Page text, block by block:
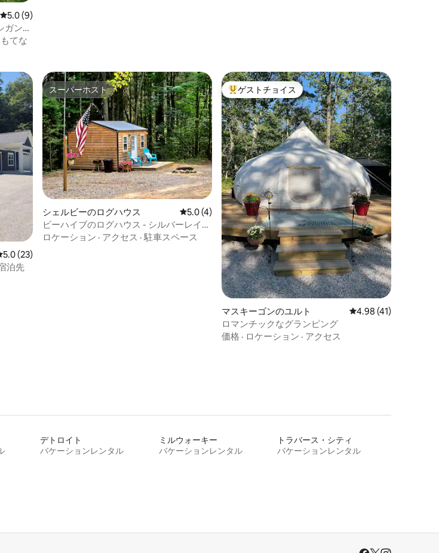
レビュー9件、5つ星中5.0つ星の平均評価
5.0 (9)
ガン州
てな
ビュー23件、5つ星中5.0つ星の平均評価
5.0 (23)
泊先
スーパーホスト
スーパーホスト
シェルビーのログハウス レビュー4件、5つ星中5.0つ星の平均評価
5.0 (4)
ビーハイブのログハウス - シルバーレイ
ク・サンド・デューンズの近く
ロケーション · アクセス ·駐車スペース
大好評のゲストチョイスです。
ゲストチョイス
マスキーゴンのユルト レビュー41件、5つ
4.98 (41)
ロマンチックなグランピング
価格 · ロケーション · アクセス
デトロイト
バケーションレンタル
ミルウォーキー
バケーションレンタル
トラバース・シティ
バケーションレンタル